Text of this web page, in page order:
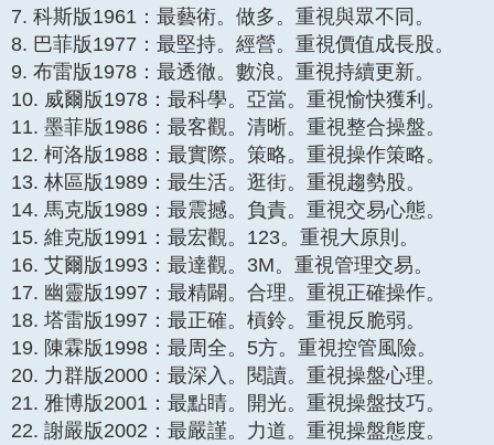
7. 科斯版1961：最藝術。做多。重視與眾不同。
8. 巴菲版1977：最堅持。經營。重視價值成長股。
9. 布雷版1978：最透徹。數浪。重視持續更新。
10. 威爾版1978：最科學。亞當。重視愉快獲利。
11. 墨菲版1986：最客觀。清晰。重視整合操盤。
12. 柯洛版1988：最實際。策略。重視操作策略。
13. 林區版1989：最生活。逛街。重視趨勢股。
14. 馬克版1989：最震撼。負責。重視交易心態。
15. 維克版1991：最宏觀。123。重視大原則。
16. 艾爾版1993：最達觀。3M。重視管理交易。
17. 幽靈版1997：最精闢。合理。重視正確操作。
18. 塔雷版1997：最正確。槓鈴。重視反脆弱。
19. 陳霖版1998：最周全。5方。重視控管風險。
20. 力群版2000：最深入。閱讀。重視操盤心理。
21. 雅博版2001：最點睛。開光。重視操盤技巧。
22. 謝嚴版2002：最嚴謹。力道。重視操盤態度。